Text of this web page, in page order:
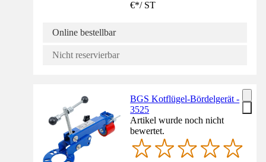
€*/ ST
Online bestellbar
Nicht reservierbar
BGS Kotflügel-Bördelgerät -
3525
Artikel wurde noch nicht
bewertet.